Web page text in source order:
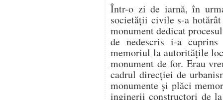
Într-o zi de iarnă, în
societății civile s-a
monument dedicat
de nedescris i-a
memoriul la autoritățile
monument de for. Erau
cadrul direcției de
monumente și plăci
inginerii constructori de